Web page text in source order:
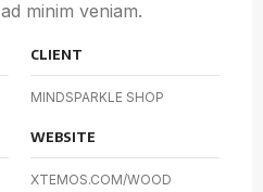
minim veniam.
CLIENT
MINDSPARKLE SHOP
WEBSITE
XTEMOS.COM/WOOD